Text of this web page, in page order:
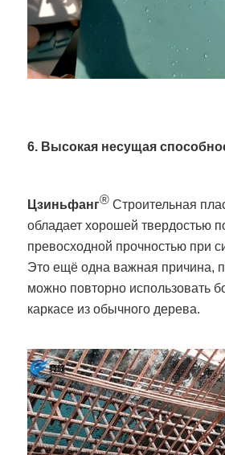
6. Высокая несущая
Цзиньфанг® Строительная
обладает хорошей твердостью
превосходной прочностью при
Это ещё одна важная причина,
можно повторно использовать
каркасе из обычного дерева.